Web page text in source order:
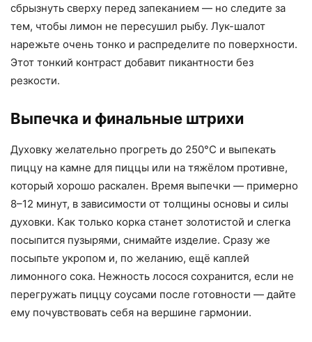
сбрызнуть сверху перед запеканием — но следите за
тем, чтобы лимон не пересушил рыбу. Лук-шалот
нарежьте очень тонко и распределите по поверхности.
Этот тонкий контраст добавит пикантности без
резкости.
Выпечка и финальные штрихи
Духовку желательно прогреть до 250°C и выпекать
пиццу на камне для пиццы или на тяжёлом противне,
который хорошо раскален. Время выпечки — примерно
8–12 минут, в зависимости от толщины основы и силы
духовки. Как только корка станет золотистой и слегка
посыпится пузырями, снимайте изделие. Сразу же
посыпьте укропом и, по желанию, ещё каплей
лимонного сока. Нежность лосося сохранится, если не
перегружать пиццу соусами после готовности — дайте
ему почувствовать себя на вершине гармонии.